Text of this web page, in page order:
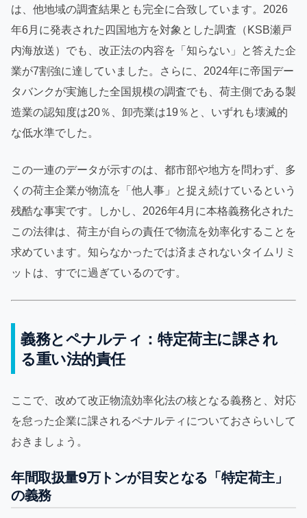
は、他地域の調査結果とも完全に合致しています。2026
年6月に発表された四国地方を対象とした調査（KSB瀬戸
内海放送）でも、改正法の内容を「知らない」と答えた企
業が7割強に達していました。さらに、2024年に帝国デー
タバンクが実施した全国規模の調査でも、荷主側である製
造業の認知度は20％、卸売業は19％と、いずれも壊滅的
な低水準でした。
この一連のデータが示すのは、都市部や地方を問わず、多
くの荷主企業が物流を「他人事」と捉え続けているという
残酷な事実です。しかし、2026年4月に本格義務化された
この法律は、荷主が自らの責任で物流を効率化することを
求めています。知らなかったでは済まされないタイムリミ
ットは、すでに過ぎているのです。
義務とペナルティ：特定荷主に課され
る重い法的責任
ここで、改めて改正物流効率化法の核となる義務と、対応
を怠った企業に課されるペナルティについておさらいして
おきましょう。
年間取扱量9万トンが目安となる「特定荷主」
の義務